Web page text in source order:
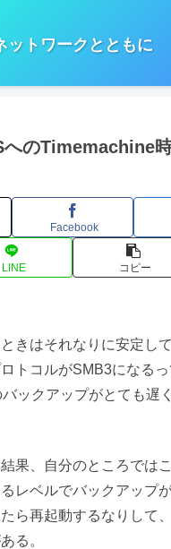
ットワークとともに
へのTimemachine
Facebook
LINE コピー
きはそれなりに安定し
トコルがSMB3になる
ックアップがとても遅
果、自分のところでは
レベルでバックアップ
ら再起動するなりして
る。